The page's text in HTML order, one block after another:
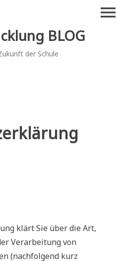
BLOG
der Schule
menu
klärt Sie über die Art,
Verarbeitung von
(nachfolgend kurz